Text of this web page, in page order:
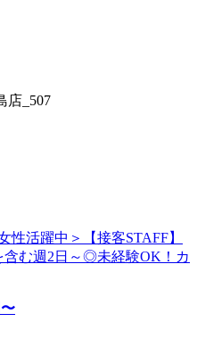
店_507
性活躍中＞【接客STAFF】
含む週2日～◎未経験OK！カ